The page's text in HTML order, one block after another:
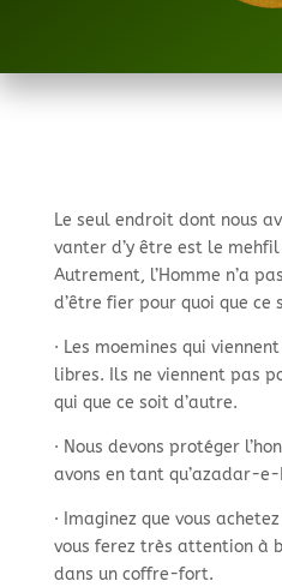
Le seul endroit dont nous
vanter d’y être est le mehfil
Autrement, l’Homme n’a
d’être fier pour quoi que ce
· Les moemines qui
libres. Ils ne viennent pas
qui que ce soit d’autre.
· Nous devons protéger
avons en tant qu’azadar-e-
· Imaginez que vous
vous ferez très attention à
dans un coffre-fort.